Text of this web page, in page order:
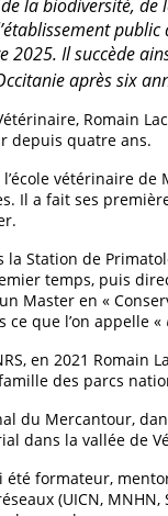
la biodiversité,
2025. Il succède
après six
Romain
depuis quatre ans.
vétérinaire
Il a fait ses
la Station de
temps, puis
Master en «
que l’on appelle «
en 2021
des parcs
du Mercantour,
dans la vallée de
été formateur,
(UICN,